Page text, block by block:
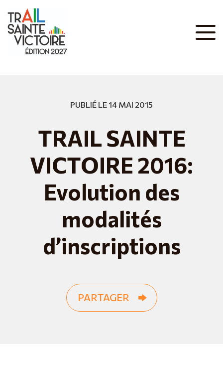
PUBLIÉ LE 14 MAI 2015
TRAIL SAINTE
VICTOIRE 2016:
Evolution des
modalités
d’inscriptions
PARTAGER